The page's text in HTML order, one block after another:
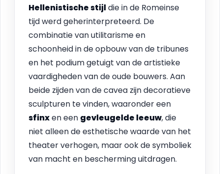
Hellenistische stijldie in de Romeinse
tijd werd geherinterpreteerd. De
combinatie van utilitarisme en
schoonheid in de opbouw van de tribunes
en het podium getuigt van de artistieke
vaardigheden van de oude bouwers. Aan
beide zijden van de cavea zijn decoratieve
sculpturen te vinden, waaronder een
sfinxen een gevleugelde leeuw, die
niet alleen de esthetische waarde van het
theater verhogen, maar ook de symboliek
van macht en bescherming uitdragen.